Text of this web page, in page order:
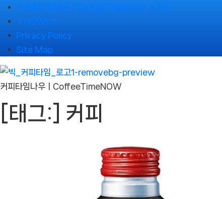
Skip
to
content
🌹커피타임나우ㅣCoffeeTimeNOW 소개🌹
🌹NOWs🌹
Privacy Policy
Site Map
커피타임나우ㅣCoffeeTimeNOW
[태그:] 커피